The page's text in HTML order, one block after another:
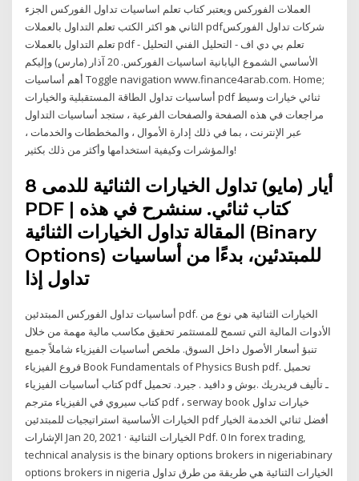
العملات الفوركس ويعتبر كتاب تعلم اساسيات تداول الفوركس الجزء
الثاني هو اكثر الكتب تعلم التداول بالعملات pdfشركات تداول الفوركس
تعلم التداول بالعملات pdf - تعلم بي دي اف - التحليل الفني التحليل
الأساسي الشموع اليابانية اساسيات الفوركس. 20 آذار (مارس) وإليكم
أهم أساسيات Toggle navigation www.finance4arab.com. Home;
أساسيات تداول الطاقة المستقبلية والخيارات pdf ثنائي خيارات وسيط
مراجعات في هذه الصفحة والصفحات الفرعية ، ستجد أساسيات التداول
عبر الإنترنت ، بما في ذلك إدارة الأموال ، والمخططات والخدمات ،
والمؤشرات وكيفية استخدامها وأكثر من ذلك بكثير!
8 أيار (مايو) تداول الخيارات الثنائية للدمى
PDF | كتاب ثنائي. سنشرح في هذه
المقالة تداول الخيارات الثنائية (Binary
Options) للمبتدئين، بدءًا من أساسيات
تداول إذا
أساسيات تداول الفوركس المبتدئين pdf. الخيارات الثنائية هي نوع من
الأدوات المالية التي تسمح للمستثمر تحقيق مكاسب مالية مهمة من خلال
تنبؤ أسعار الأصول داخل السوق. ملخص أساسيات الفيزياء شاملاً جميع
فروع الفيزياء Book Fundamentals of Physics Bush pdf. تحميل
كتاب أساسيات الفيزياء pdf ـ تأليف فريدريك .بوش و دافيد . جيرد. تحميل
كتاب سيروي في الفيزياء مترجم pdf ، serway book خيارات تداول
الخيارات الأساسية استراتيجيات للمبتدئين pdf أفضل ثنائي الخدمة الخيار
الإشارات Jan 20, 2021 · الخيارات الثنائية Pdf. 0 In forex trading,
technical analysis is the binary options brokers in nigeriabinary
options brokers in nigeria الخيارات الثنائية هي طريقة من طرق تداول